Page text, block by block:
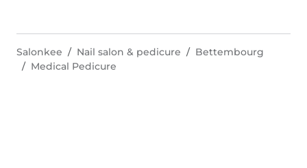
Salonkee Nail salon & pedicure
Bettembourg
Medical Pedicure